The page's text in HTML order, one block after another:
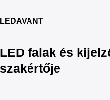
LEDAVANT
LED falak és
szakértője